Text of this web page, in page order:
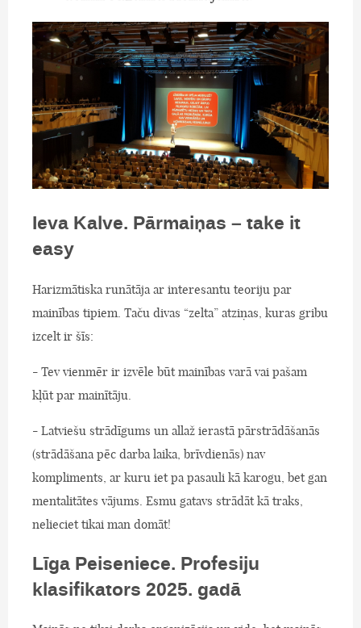
Ieva Kalve. Pārmaiņas – take it
easy
Harizmātiska runātāja ar interesantu teoriju par
mainības tipiem. Taču divas “zelta” atziņas, kuras gribu
izcelt ir šīs:
- Tev vienmēr ir izvēle būt mainības varā vai pašam
kļūt par mainītāju.
- Latviešu strādīgums un allaž ierastā pārstrādāšanās
(strādāšana pēc darba laika, brīvdienās) nav
kompliments, ar kuru iet pa pasauli kā karogu, bet gan
mentalitātes vājums. Esmu gatavs strādāt kā traks,
nelieciet tikai man domāt!
Līga Peiseniece. Profesiju
klasifikators 2025. gadā